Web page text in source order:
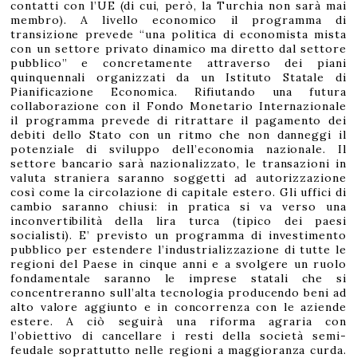
contatti con l’UE (di cui, però, la Turchia non sarà mai
membro). A livello economico il programma di
transizione prevede “una politica di economista mista
con un settore privato dinamico ma diretto dal settore
pubblico” e concretamente attraverso dei piani
quinquennali organizzati da un Istituto Statale di
Pianificazione Economica. Rifiutando una futura
collaborazione con il Fondo Monetario Internazionale
il programma prevede di ritrattare il pagamento dei
debiti dello Stato con un ritmo che non danneggi il
potenziale di sviluppo dell’economia nazionale. Il
settore bancario sarà nazionalizzato, le transazioni in
valuta straniera saranno soggetti ad autorizzazione
così come la circolazione di capitale estero. Gli uffici di
cambio saranno chiusi: in pratica si va verso una
inconvertibilità della lira turca (tipico dei paesi
socialisti). E’ previsto un programma di investimento
pubblico per estendere l’industrializzazione di tutte le
regioni del Paese in cinque anni e a svolgere un ruolo
fondamentale saranno le imprese statali che si
concentreranno sull’alta tecnologia producendo beni ad
alto valore aggiunto e in concorrenza con le aziende
estere. A ciò seguirà una riforma agraria con
l’obiettivo di cancellare i resti della società semi-
feudale soprattutto nelle regioni a maggioranza curda.